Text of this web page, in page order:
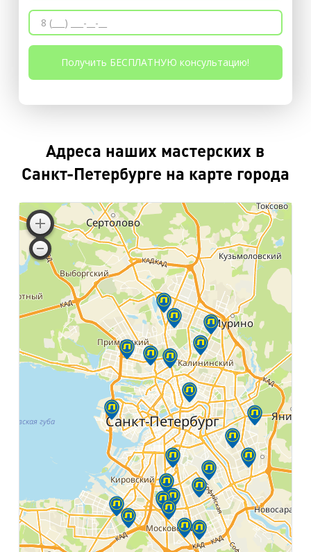
Адреса наших мастерских в
Санкт-Петербурге на карте города